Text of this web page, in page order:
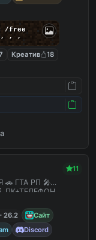
/free
, , ,
Креатив
18
11
ГТА РП 🎤
ПК+ТЕЛЕФОН
26.2
Сайт
Discord